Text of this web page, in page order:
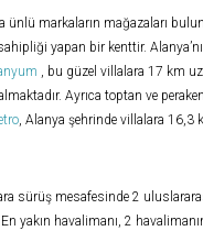
ünlü markaların mağazaları
yapan bir kenttir.
, bu güzel villalara 17 km
Ayrıca toptan ve
, Alanya şehrinde villalara 16,3
sürüş mesafesinde 2
yakın havalimanı, 2